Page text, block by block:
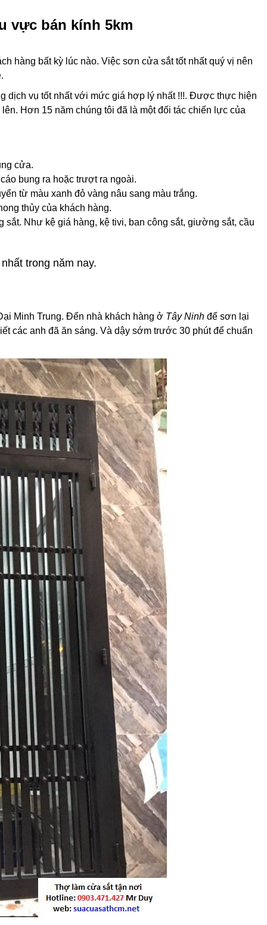
vực bán kính 5km
hàng bất kỳ lúc nào. Việc sơn cửa sắt tốt nhất quý vị nên
dịch vụ tốt nhất với mức giá hợp lý nhất !!!. Được thực hiện
Hơn 15 năm chúng tôi đã là một đối tác chiến lực của
cửa.
bung ra hoặc trượt ra ngoài.
từ màu xanh đỏ vàng nâu sang màu trắng.
thủy của khách hàng.
Như kệ giá hàng, kệ tivi, ban công sắt, giường sắt, cầu
trong năm nay.
Minh Trung. Đến nhà khách hàng ở Tây Ninhđể sơn lại
các anh đã ăn sáng. Và dậy sớm trước 30 phút để chuẩn